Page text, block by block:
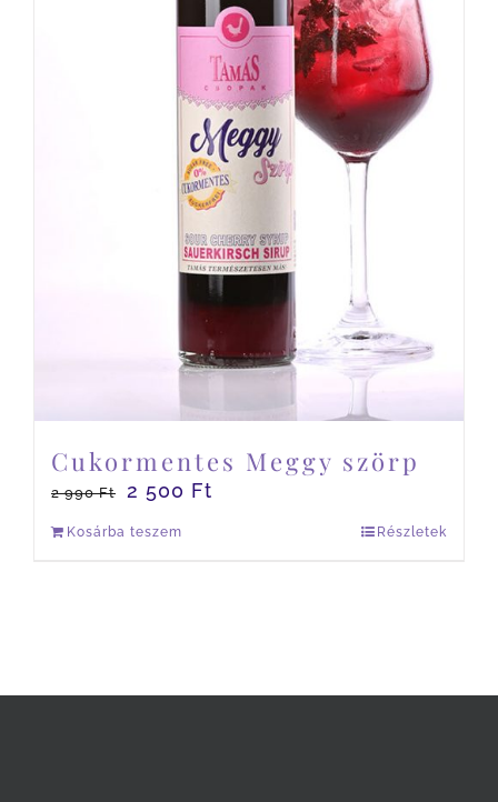
Cukormentes Meggy szörp
2 990Ft 2 500 Ft
Kosárba teszem Részletek